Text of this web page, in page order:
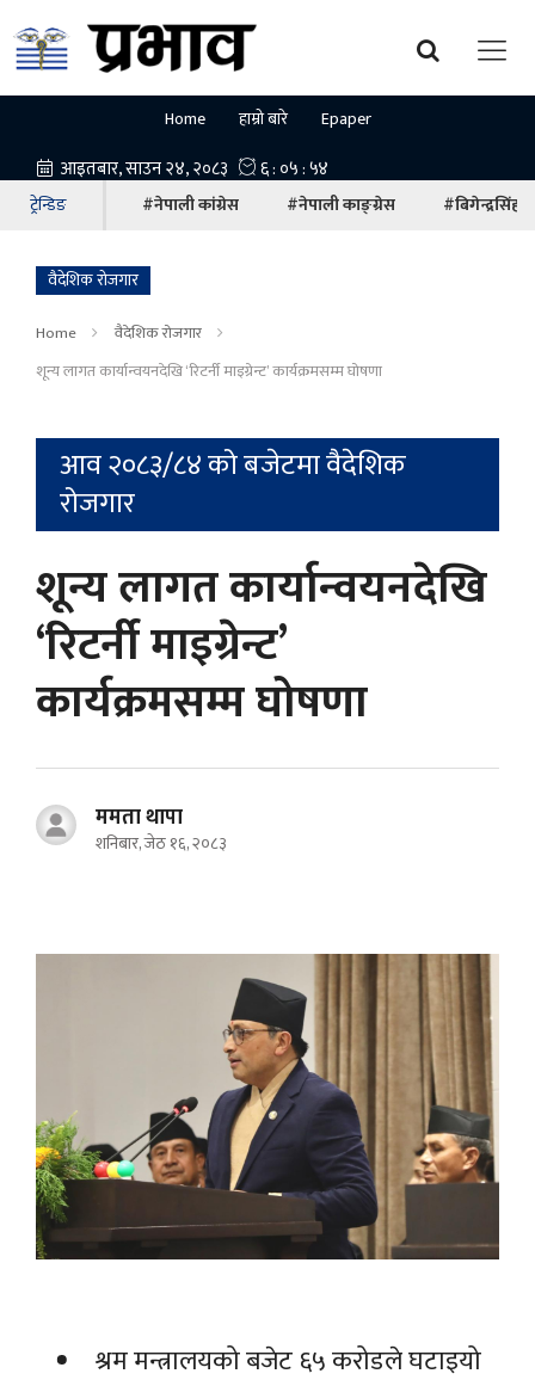
Home हाम्रो बारे Epaper
ट्रेन्डिङ #नेपाली कांग्रेस #नेपाली काङ्ग्रेस #बिगेन्द्रसिंह
वैदेशिक रोजगार
Home
वैदेशिक रोजगार
शून्य लागत कार्यान्वयनदेखि ‘रिटर्नी माइग्रेन्ट’ कार्यक्रमसम्म घोषणा
आव २०८३/८४ को बजेटमा वैदेशिक
रोजगार
शून्य लागत कार्यान्वयनदेखि
‘रिटर्नी माइग्रेन्ट’
कार्यक्रमसम्म घोषणा
ममता थापा
शनिबार, जेठ १६, २०८३
श्रम मन्त्रालयको बजेट ६५ करोडले घटाइयो